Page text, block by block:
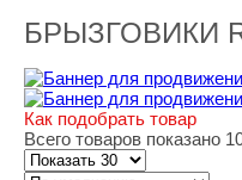
БРЫЗГОВИКИ
Как подобрать товар
Всего товаров показано